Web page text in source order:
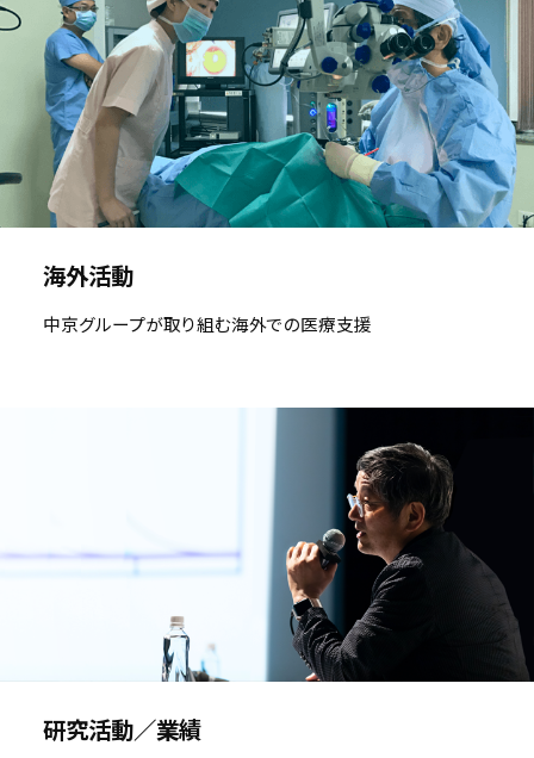
海外活動
中京グループが取り組む海外での医療支援
研究活動／業績